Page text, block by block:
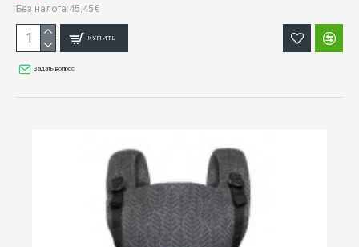
Без налога:45.45€
КУПИТЬ
Задать вопрос